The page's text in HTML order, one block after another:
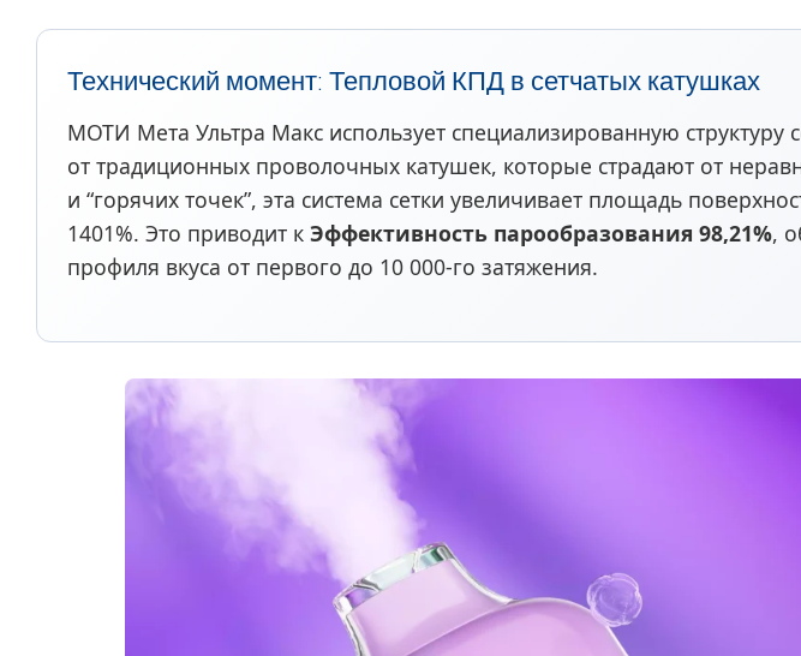
Технический момент: Тепловой КПД в сетчатых катушках
МОТИ Мета Ультра Макс использует специализированную структуру
от традиционных проволочных катушек, которые страдают от
и “горячих точек”, эта система сетки увеличивает площадь
1401%. Это приводит к Эффективность парообразования 98,21%,
профиля вкуса от первого до 10 000-го затяжения.